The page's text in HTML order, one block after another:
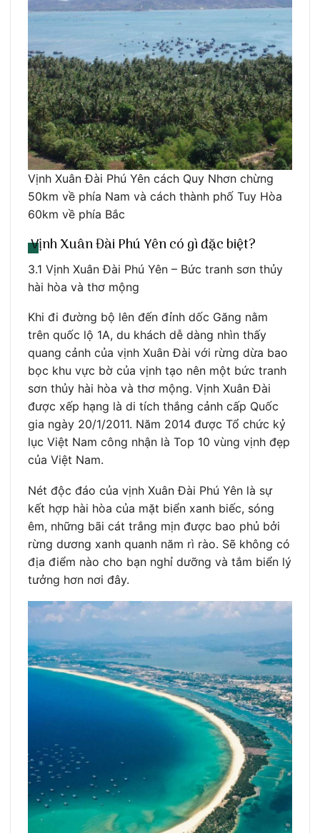
Vịnh Xuân Đài Phú Yên cách Quy Nhơn chừng
50km về phía Nam và cách thành phố Tuy Hòa
60km về phía Bắc
Vịnh Xuân Đài Phú Yên có gì đặc biệt?
3.1 Vịnh Xuân Đài Phú Yên – Bức tranh sơn thủy
hài hòa và thơ mộng
Khi đi đường bộ lên đến đỉnh dốc Găng nằm
trên quốc lộ 1A, du khách dễ dàng nhìn thấy
quang cảnh của vịnh Xuân Đài với rừng dừa bao
bọc khu vực bờ của vịnh tạo nên một bức tranh
sơn thủy hài hòa và thơ mộng. Vịnh Xuân Đài
được xếp hạng là di tích thắng cảnh cấp Quốc
gia ngày 20/1/2011. Năm 2014 được Tổ chức kỷ
lục Việt Nam công nhận là Top 10 vùng vịnh đẹp
của Việt Nam.
Nét độc đáo của vịnh Xuân Đài Phú Yên là sự
kết hợp hài hòa của mặt biển xanh biếc, sóng
êm, những bãi cát trắng mịn được bao phủ bởi
rừng dương xanh quanh năm rì rào. Sẽ không có
địa điểm nào cho bạn nghỉ dưỡng và tắm biển lý
tưởng hơn nơi đây.